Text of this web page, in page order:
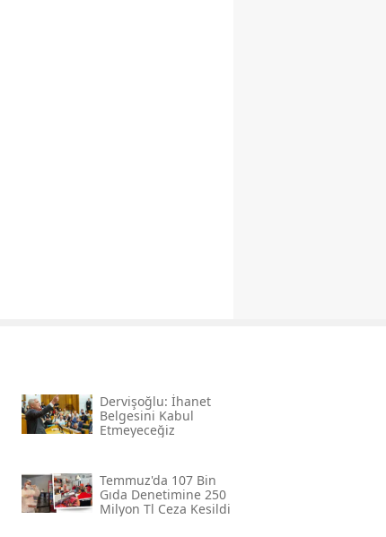
Dervişoğlu: İhanet
Belgesini Kabul
Etmeyeceğiz
Temmuz'da 107 Bin
Gıda Denetimine 250
Milyon Tl Ceza Kesildi